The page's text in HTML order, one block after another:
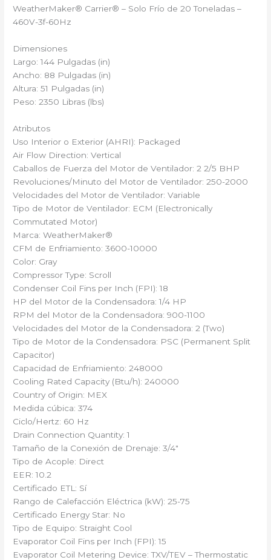
WeatherMaker® Carrier®️ – Solo Frío de 20 Toneladas –
460V-3f-60Hz
Dimensiones
Largo: 144 Pulgadas (in)
Ancho: 88 Pulgadas (in)
Altura: 51 Pulgadas (in)
Peso: 2350 Libras (lbs)
Atributos
Uso Interior o Exterior (AHRI): Packaged
Air Flow Direction: Vertical
Caballos de Fuerza del Motor de Ventilador: 2 2/5 BHP
Revoluciones/Minuto del Motor de Ventilador: 250-2000
Velocidades del Motor de Ventilador: Variable
Tipo de Motor de Ventilador: ECM (Electronically
Commutated Motor)
Marca: WeatherMaker®
CFM de Enfriamiento: 3600-10000
Color: Gray
Compressor Type: Scroll
Condenser Coil Fins per Inch (FPI): 18
HP del Motor de la Condensadora: 1/4 HP
RPM del Motor de la Condensadora: 900-1100
Velocidades del Motor de la Condensadora: 2 (Two)
Tipo de Motor de la Condensadora: PSC (Permanent Split
Capacitor)
Capacidad de Enfriamiento: 248000
Cooling Rated Capacity (Btu/h): 240000
Country of Origin: MEX
Medida cúbica: 374
Ciclo/Hertz: 60 Hz
Drain Connection Quantity: 1
Tamaño de la Conexión de Drenaje: 3/4″
Tipo de Acople: Direct
EER: 10.2
Certificado ETL: Sí
Rango de Calefacción Eléctrica (kW): 25-75
Certificado Energy Star: No
Tipo de Equipo: Straight Cool
Evaporator Coil Fins per Inch (FPI): 15
Evaporator Coil Metering Device: TXV/TEV – Thermostatic